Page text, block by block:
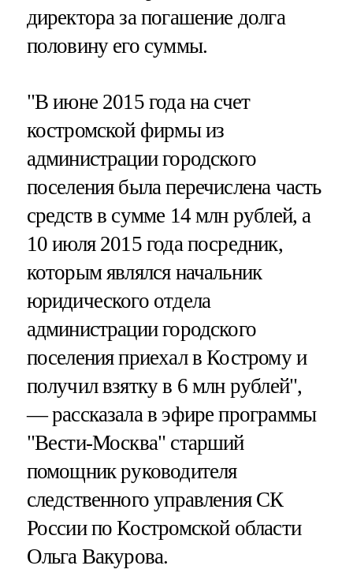
директора за погашение долга
половину его суммы.
"В июне 2015 года на счет
костромской фирмы из
администрации городского
поселения была перечислена часть
средств в сумме 14 млн рублей, а
10 июля 2015 года посредник,
которым являлся начальник
юридического отдела
администрации городского
поселения приехал в Кострому и
получил взятку в 6 млн рублей",
— рассказала в эфире программы
"Вести-Москва" старший
помощник руководителя
следственного управления СК
России по Костромской области
Ольга Вакурова.